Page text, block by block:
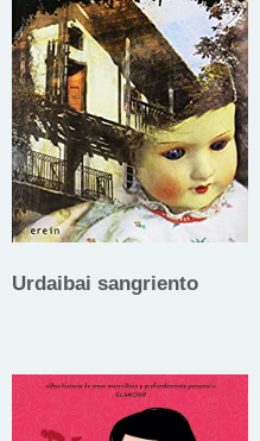
Urdaibai sangriento